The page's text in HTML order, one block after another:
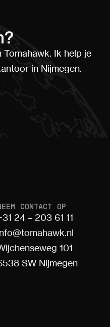
Ik help je
in Nijmegen.
CONTACT OP
24 – 203 61 11
101
SW Nijmegen